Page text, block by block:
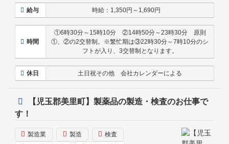
給与 時給：1,350円～1,690円
時間
①6時30分～15時10分 ②14時50分～23時30分 原則
①、②の2交替制。※繁忙期は③22時30分～7時10分のシ
フトが入り、3交替制となります。
休日 土日祝その他 会社カレンダーによる
【児玉郡美里町】製薬品の製造・検査のお仕事で
す！
製造業 製造
検査